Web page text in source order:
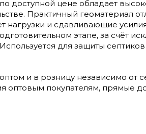
доступной цене обладает
Практичный геоматериал
нагрузки и сдавливающие
этапе, за счёт
для защиты
и в розницу независимо
оптовым покупателям, прямые